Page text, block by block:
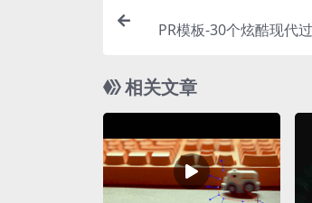
PR模板-30个炫酷现代
相关文章